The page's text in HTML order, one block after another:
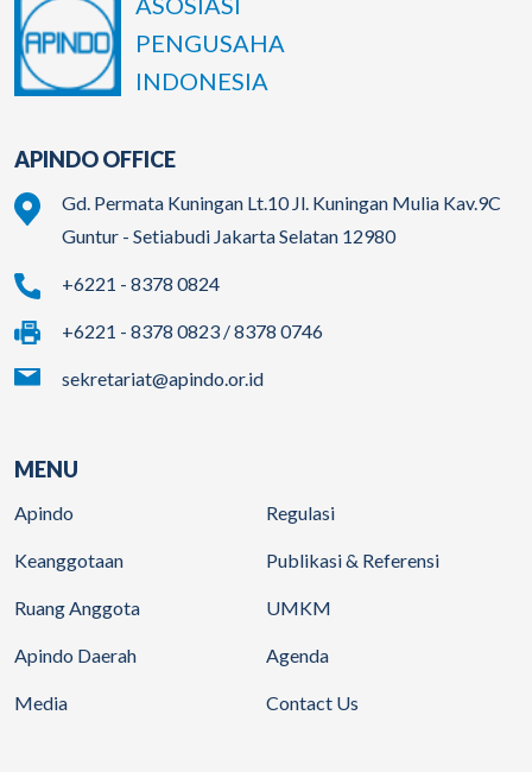
PENGUSAHA
INDONESIA
APINDO OFFICE
Gd. Permata Kuningan Lt.10 Jl. Kuningan Mulia Kav.9C
Guntur - Setiabudi Jakarta Selatan 12980
+6221 - 8378 0824
+6221 - 8378 0823 / 8378 0746
sekretariat@apindo.or.id
MENU
Apindo
Keanggotaan
Ruang Anggota
Apindo Daerah
Media
Regulasi
Publikasi & Referensi
UMKM
Agenda
Contact Us